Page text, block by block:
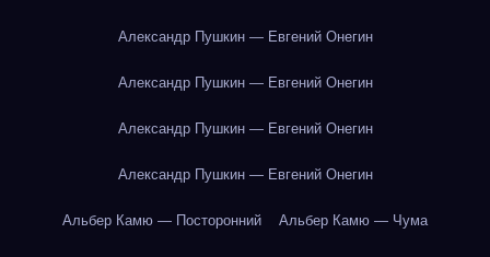
Александр Пушкин — Евгений Онегин
Александр Пушкин — Евгений Онегин
Александр Пушкин — Евгений Онегин
Александр Пушкин — Евгений Онегин
Альбер Камю — Посторонний Альбер Камю — Чума